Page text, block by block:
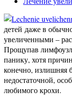
детей даже в
увеличенными –
Прощупав
панику, хотя
конечно, излишняя
недостаточной,
любимого крохи.